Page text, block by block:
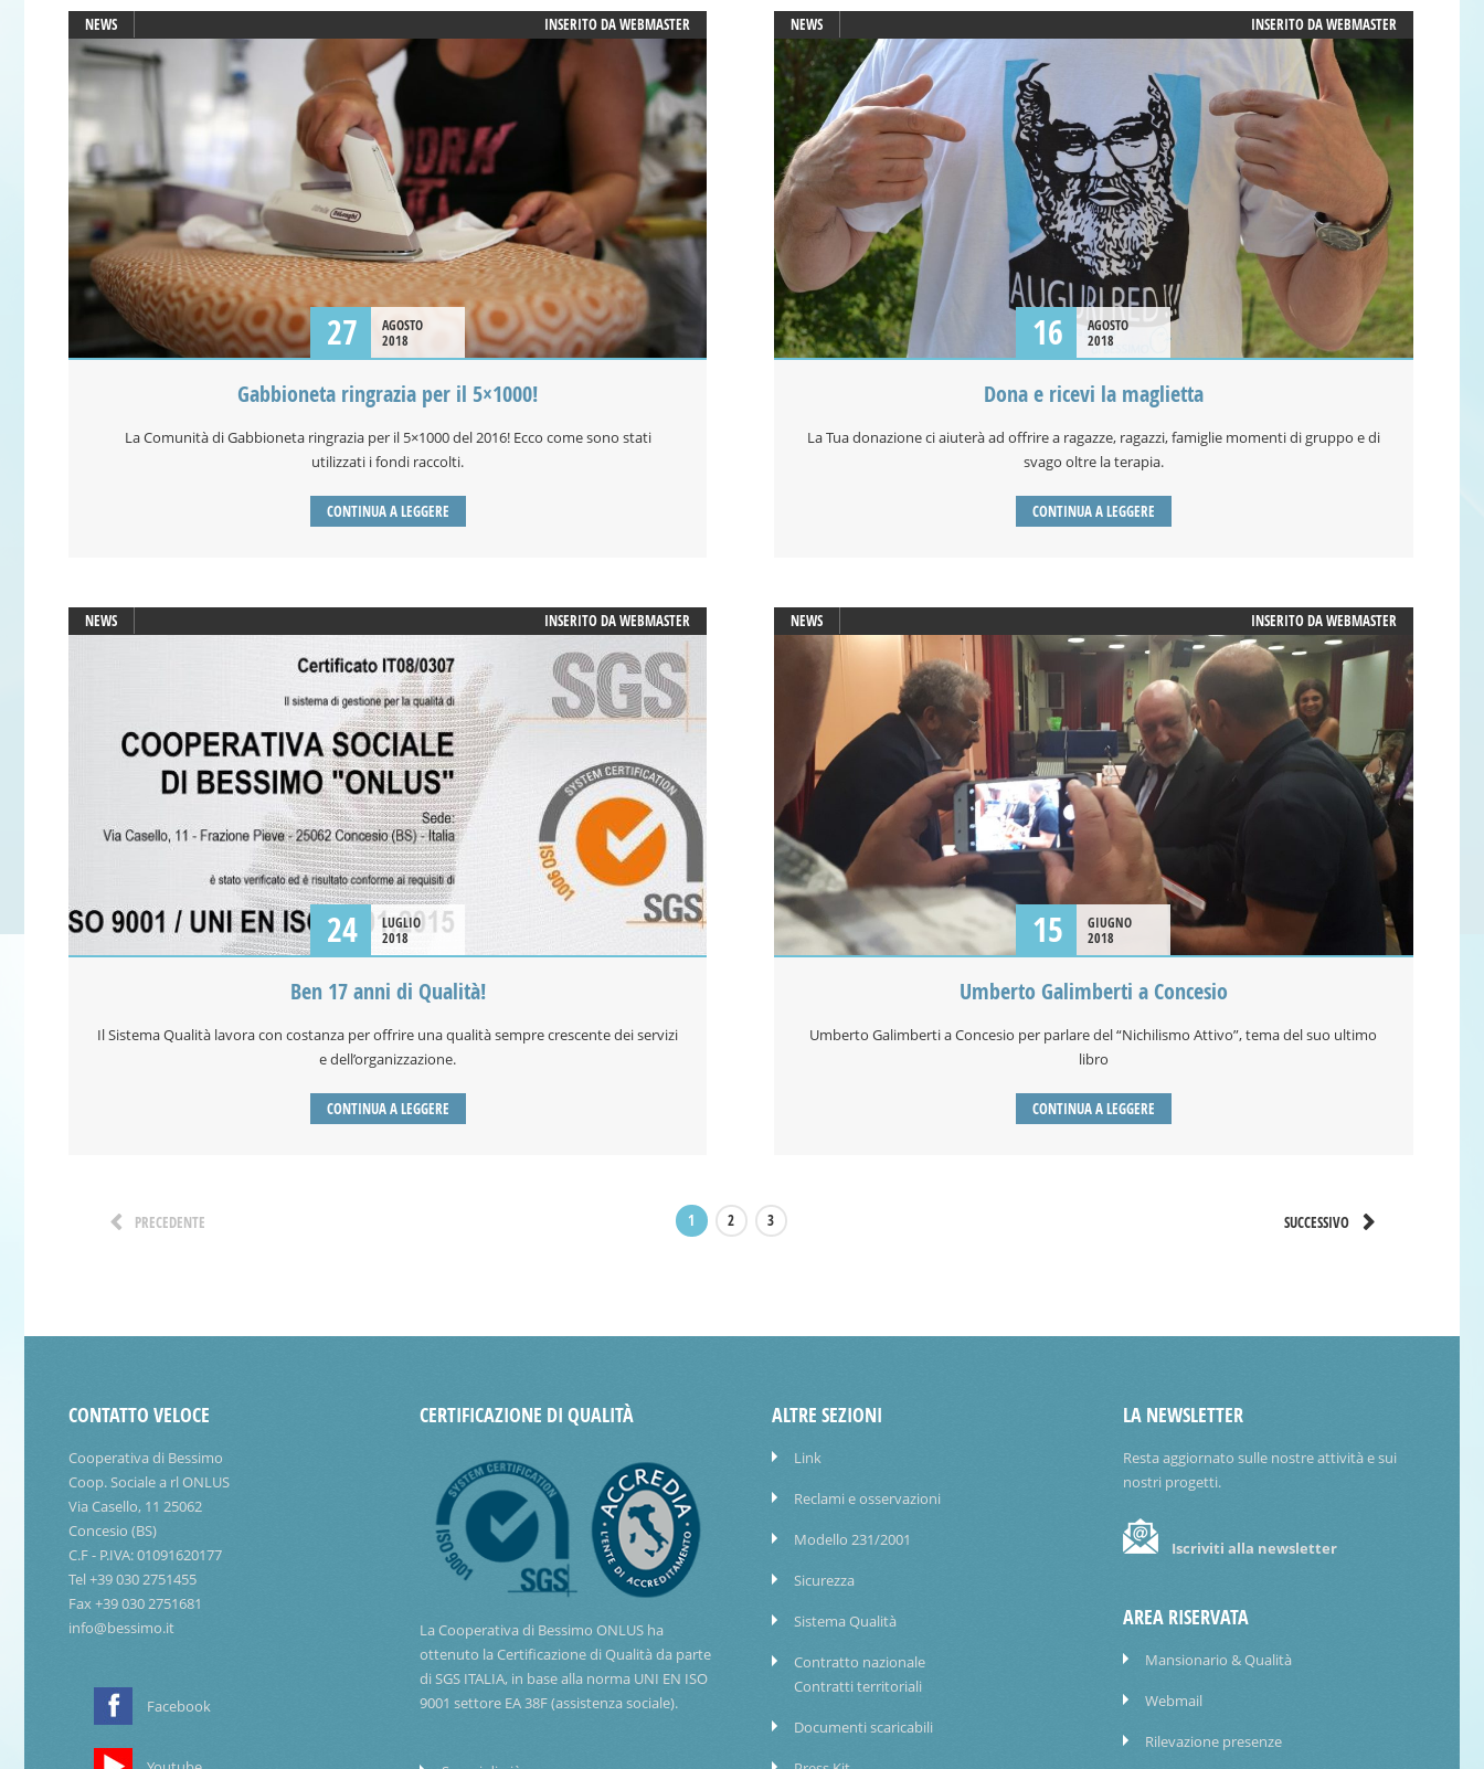
NEWS INSERITO DAWEBMASTER
27
AGOSTO
2018
Gabbioneta ringrazia per il 5×1000!
La Comunità di Gabbioneta ringrazia per il 5×1000 del 2016! Ecco come sono stati
utilizzati i fondi raccolti.
CONTINUA A LEGGERE
NEWS INSERITO DAWEBMASTER
16
AGOSTO
2018
Dona e ricevi la maglietta
La Tua donazione ci aiuterà ad offrire a ragazze, ragazzi, famiglie momenti di gruppo e di
svago oltre la terapia.
CONTINUA A LEGGERE
NEWS INSERITO DAWEBMASTER
24
LUGLIO
2018
Ben 17 anni di Qualità!
Il Sistema Qualità lavora con costanza per offrire una qualità sempre crescente dei servizi
e dell’organizzazione.
CONTINUA A LEGGERE
NEWS INSERITO DAWEBMASTER
15
GIUGNO
2018
Umberto Galimberti a Concesio
Umberto Galimberti a Concesio per parlare del “Nichilismo Attivo”, tema del suo ultimo
libro
CONTINUA A LEGGERE
PRECEDENTE 1 2 3 SUCCESSIVO
CONTATTO VELOCE
Cooperativa di Bessimo
Coop. Sociale a rl ONLUS
Via Casello, 11 25062
Concesio (BS)
C.F - P.IVA: 01091620177
Tel +39 030 2751455
Fax +39 030 2751681
info@bessimo.it
Facebook
CERTIFICAZIONE DI QUALITÀ
La Cooperativa di Bessimo ONLUS ha
ottenuto la Certificazione di Qualità da parte
di SGS ITALIA, in base alla norma UNI EN ISO
9001 settore EA 38F (assistenza sociale).
ALTRE SEZIONI
Link
Reclami e osservazioni
Modello 231/2001
Sicurezza
Sistema Qualità
Contratto nazionale
Contratti territoriali
Documenti scaricabili
LA NEWSLETTER
Resta aggiornato sulle nostre attività e sui
nostri progetti.
Iscriviti alla newsletter
AREA RISERVATA
Mansionario & Qualità
Webmail
Rilevazione presenze